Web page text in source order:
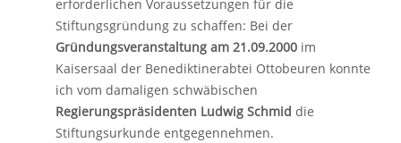
erforderlichen Voraussetzungen für die
Stiftungsgründung zu schaffen: Bei der
Gründungsveranstaltung am 21.09.2000 im
Kaisersaal der Benediktinerabtei Ottobeuren konnte
ich vom damaligen schwäbischen
Regierungspräsidenten Ludwig Schmid die
Stiftungsurkunde entgegennehmen.